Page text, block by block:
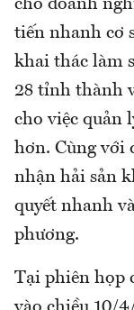
cho doanh
tiến nhanh cơ
khai thác làm
28 tỉnh thành
cho việc quản
hơn. Cùng với
nhận hải sản
quyết nhanh
phương.
Tại phiên họp